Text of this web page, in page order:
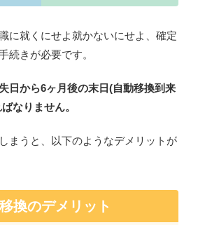
に就くにせよ就かないにせよ、確定
続きが必要です。
日から6ヶ月後の末日(自動移換到来
なりません。
まうと、以下のようなデメリットが
換のデメリット